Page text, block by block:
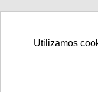
Utilizamos